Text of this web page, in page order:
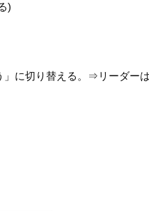
)
に切り替える。⇒リーダー